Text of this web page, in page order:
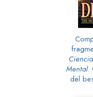
Mental.
del